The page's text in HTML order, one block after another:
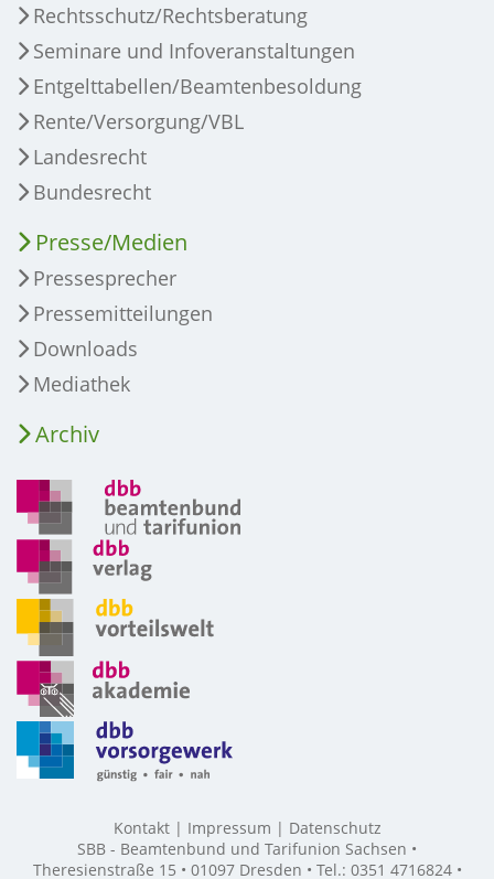
Rechtsschutz/Rechtsberatung
Seminare und Infoveranstaltungen
Entgelttabellen/Beamtenbesoldung
Rente/Versorgung/VBL
Landesrecht
Bundesrecht
Presse/Medien
Pressesprecher
Pressemitteilungen
Downloads
Mediathek
Archiv
Kontakt Impressum
Datenschutz
SBB - Beamtenbund und Tarifunion Sachsen •
Theresienstraße 15 • 01097 Dresden • Tel.: 0351 4716824 •